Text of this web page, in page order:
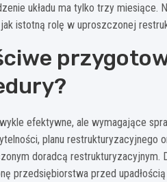
układu ma tylko trzy
istotną rolę w uproszczonej
efektywne, ale wymagające
planu restrukturyzacyjnego
doradcą
przedsiębiorstwa przed